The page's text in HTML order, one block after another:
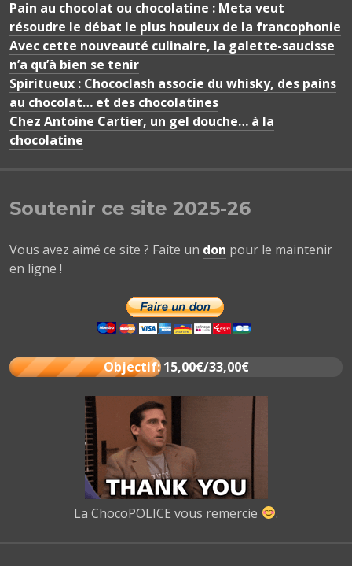
Pain au chocolat ou chocolatine : Meta veut
résoudre le débat le plus houleux de la francophonie
Avec cette nouveauté culinaire, la galette-saucisse
n’a qu’à bien se tenir
Spiritueux : Chococlash associe du whisky, des pains
au chocolat… et des chocolatines
Chez Antoine Cartier, un gel douche… à la
chocolatine
Soutenir ce site 2025-26
Vous avez aimé ce site ? Faîte un don pour le maintenir
en ligne !
Objectif: 15,00€/33,00€
La ChocoPOLICE vous remercie .